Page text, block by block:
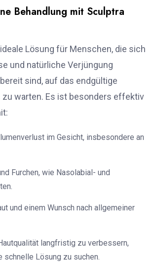
Behandlung mit Sculptra
Lösung für Menschen, die sich
und natürliche Verjüngung
sind, auf das endgültige
zu warten. Es ist besonders effektiv
im Gesicht, insbesondere an
Furchen, wie Nasolabial- und
und einem Wunsch nach allgemeiner
langfristig zu verbessern,
schnelle Lösung zu suchen.